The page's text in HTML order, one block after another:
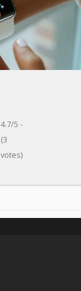
4.7/5 -
(3
votes)